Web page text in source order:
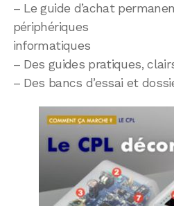
– Le guide d’achat
périphériques
informatiques
– Des guides pratiques,
– Des bancs d’essai et